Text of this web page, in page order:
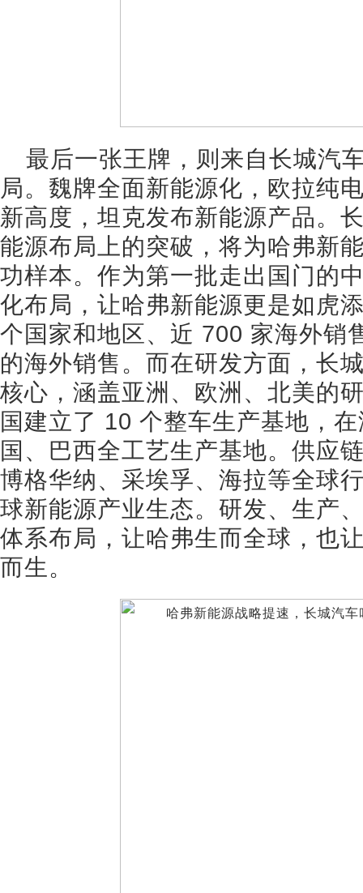
最后一张王牌，则来自长城汽
局。魏牌全面新能源化，欧拉纯
新高度，坦克发布新能源产品。
能源布局上的突破，将为哈弗新
功样本。作为第一批走出国门的
化布局，让哈弗新能源更是如虎
个国家和地区、近 700 家海外销
的海外销售。而在研发方面，长
核心，涵盖亚洲、欧洲、北美的
国建立了 10 个整车生产基地，
国、巴西全工艺生产基地。供应
博格华纳、采埃孚、海拉等全球
球新能源产业生态。研发、生产
体系布局，让哈弗生而全球，也
而生。